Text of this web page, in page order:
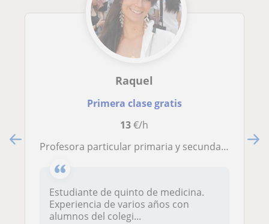
Raquel
Primera clase gratis
13€/h
Profesora particular primaria y secundaria
Estudiante de quinto de medicina.
Experiencia de varios años con
alumnos del colegi...